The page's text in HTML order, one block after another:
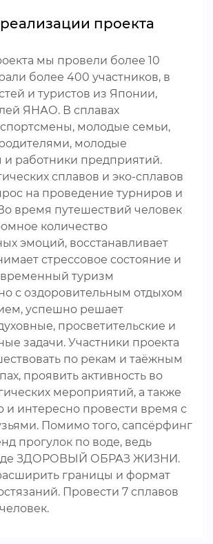
реализации проекта
мы провели более 10
более 400 участников, в
и туристов из Японии,
ЯНАО. В сплавах
спортсмены, молодые семьи,
молодые
и работники предприятий.
сплавов и эко-сплавов
на проведение турниров и
время путешествий человек
количество
эмоций, восстанавливает
стрессовое состояние и
туризм
с оздоровительным отдыхом
успешно решает
просветительские и
задачи. Участники проекта
по рекам и таёжным
проявить активность во
мероприятий, а также
и интересно провести время с
Помимо того, сапсёрфинг
прогулок по воде, ведь
ЗДОРОВЫЙ ОБРАЗ ЖИЗНИ.
границы и формат
Провести 7 сплавов